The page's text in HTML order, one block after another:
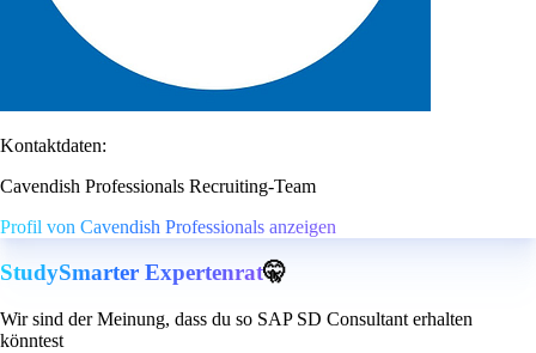
Kontaktdaten:
Cavendish Professionals Recruiting-Team
Profil von Cavendish Professionals anzeigen
StudySmarter Expertenrat🤫
Wir sind der Meinung, dass du so SAP SD Consultant erhalten
könntest